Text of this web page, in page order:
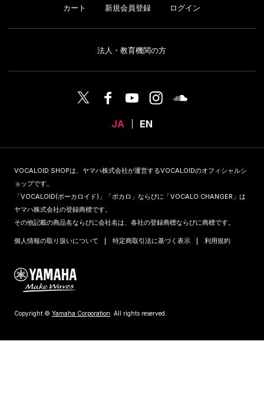
カート 新規会員登録 ログイン
法人・教育機関の方
JA EN
VOCALOID SHOPは、ヤマハ株式会社が運営するVOCALOIDのオフィシャルシ
ョップです。
「VOCALOID(ボーカロイド)」「ボカロ」ならびに「VOCALO CHANGER」は
ヤマハ株式会社の登録商標です。
その他記載の商品名ならびに会社名は、各社の登録商標ならびに商標です。
個人情報の取り扱いについて 特定商取引法に基づく表示 利用規約
Copyright © Yamaha Corporation . All rights reserved.